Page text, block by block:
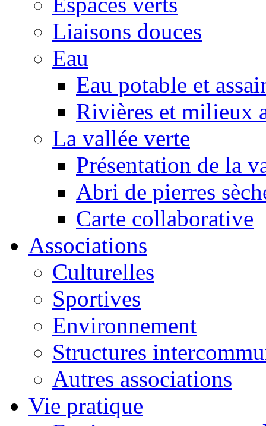
Liaisons douces
Eau
Eau potable et
Rivières et milieux
La vallée verte
Présentation de la
Abri de pierres
Carte collaborative
Associations
Culturelles
Sportives
Environnement
Structures
Autres associations
Vie pratique